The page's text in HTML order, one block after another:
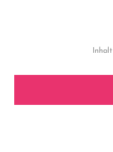
Inhalt